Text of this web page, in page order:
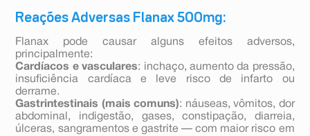
Reações Adversas Flanax 500mg:
Flanax pode causar alguns efeitos adversos,
principalmente:
Cardíacos e vasculares: inchaço, aumento da pressão,
insuficiência cardíaca e leve risco de infarto ou
derrame.
Gastrintestinais (mais comuns): náuseas, vômitos, dor
abdominal, indigestão, gases, constipação, diarreia,
úlceras, sangramentos e gastrite — com maior risco em